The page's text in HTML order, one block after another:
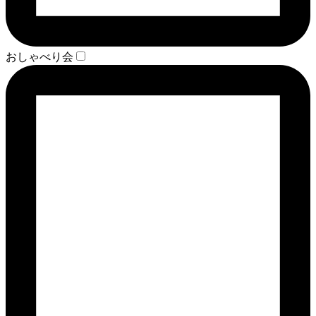
おしゃべり会